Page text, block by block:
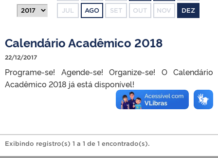
OUVIDORIA
TELEFONES
JUL AGO SET OUT NOV DEZ
Calendário Acadêmico 2018
22/12/2017
Programe-se! Agende-se! Organize-se! O Calendário
Acadêmico 2018 já está disponível!
Exibindo registro(s) 1 a 1 de 1 encontrado(s).